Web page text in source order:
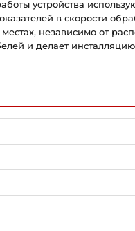
устройства
в скорости
независимо от
и делает